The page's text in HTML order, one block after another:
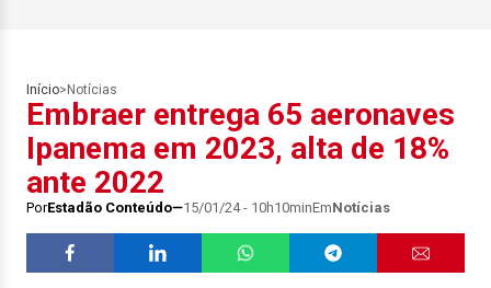
Início> Notícias
Embraer entrega 65 aeronaves
Ipanema em 2023, alta de 18%
ante 2022
PorEstadão Conteúdo 15/01/24 - 10h10minEmNotícias